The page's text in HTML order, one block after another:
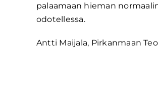
palaamaan hieman
odotellessa.
Antti Maijala, Pirkanmaan